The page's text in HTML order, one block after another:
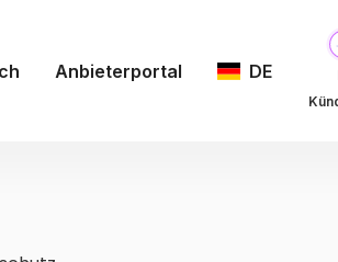
Anbieterportal DE